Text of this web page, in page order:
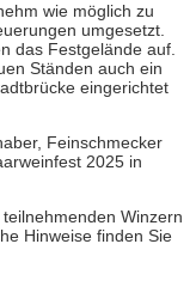
wie möglich zu
umgesetzt.
das Festgelände auf.
Ständen auch ein
eingerichtet
Feinschmecker
2025 in
Winzern
Hinweise finden Sie